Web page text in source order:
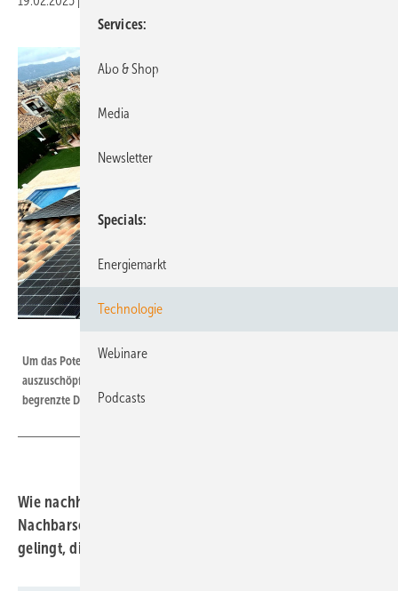
Um das Potenzial der Solarenergie in dichten städtischen Gebieten voll
auszuschöpfen, müssen Herausforderungen wie Platzmangel durch
begrenzte Dachflächen bewältigt werden.
Wie nachhaltige Stadtviertel und CO₂-neutrale
Nachbarschaften aussehen, und wie es im urbanen Raum
gelingt, diese zu etablieren.
Services
Abo & Shop
Media
Newsletter
Specials
Energiemarkt
Technologie
Webinare
Podcasts